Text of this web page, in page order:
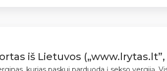
iš Lietuvos („www.lrytas.lt”,